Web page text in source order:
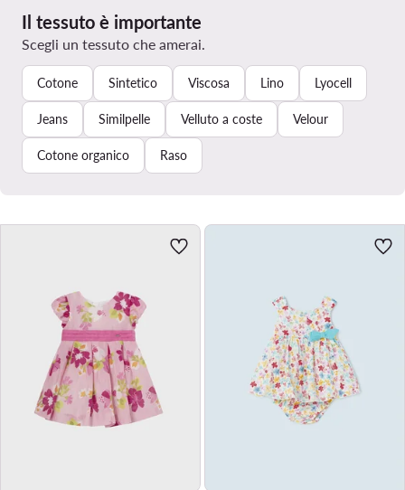
Il tessuto è importante
Scegli un tessuto che amerai.
Cotone Sintetico Viscosa Lino Lyocell
Jeans Similpelle Velluto a coste Velour
Cotone organico Raso